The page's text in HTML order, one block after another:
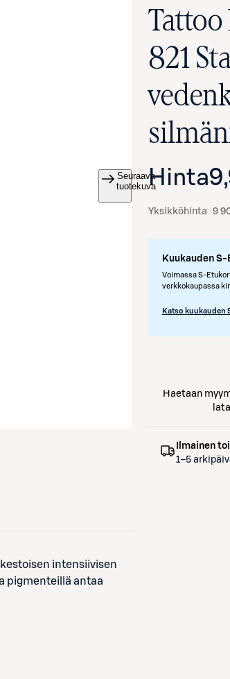
Seuraava
tuotekuva
Tattoo
821
Hinta
Yksikköhinta 9
Kuukauden
Voimassa S-
verkkokaupassa
Katso kuukauden
Haetaan
Ilmainen
1–5
intensiivisen
pigmenteillä antaa